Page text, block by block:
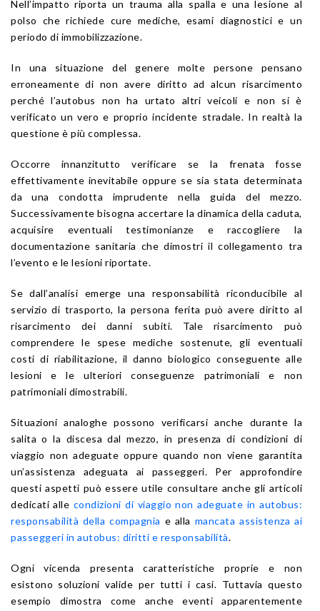
Nell’impatto riporta un trauma alla spalla e una lesione al
polso che richiede cure mediche, esami diagnostici e un
periodo di immobilizzazione.
In una situazione del genere molte persone pensano
erroneamente di non avere diritto ad alcun risarcimento
perché l’autobus non ha urtato altri veicoli e non si è
verificato un vero e proprio incidente stradale. In realtà la
questione è più complessa.
Occorre innanzitutto verificare se la frenata fosse
effettivamente inevitabile oppure se sia stata determinata
da una condotta imprudente nella guida del mezzo.
Successivamente bisogna accertare la dinamica della caduta,
acquisire eventuali testimonianze e raccogliere la
documentazione sanitaria che dimostri il collegamento tra
l’evento e le lesioni riportate.
Se dall’analisi emerge una responsabilità riconducibile al
servizio di trasporto, la persona ferita può avere diritto al
risarcimento dei danni subiti. Tale risarcimento può
comprendere le spese mediche sostenute, gli eventuali
costi di riabilitazione, il danno biologico conseguente alle
lesioni e le ulteriori conseguenze patrimoniali e non
patrimoniali dimostrabili.
Situazioni analoghe possono verificarsi anche durante la
salita o la discesa dal mezzo, in presenza di condizioni di
viaggio non adeguate oppure quando non viene garantita
un’assistenza adeguata ai passeggeri. Per approfondire
questi aspetti può essere utile consultare anche gli articoli
dedicati alle condizioni di viaggio non adeguate in autobus:
responsabilità della compagnia e alla mancata assistenza ai
passeggeri in autobus: diritti e responsabilità.
Ogni vicenda presenta caratteristiche proprie e non
esistono soluzioni valide per tutti i casi. Tuttavia questo
esempio dimostra come anche eventi apparentemente